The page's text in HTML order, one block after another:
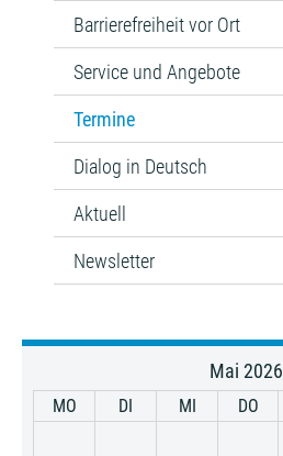
Barrierefreiheit vor Ort
Service und Angebote
Termine
Dialog in Deutsch
Aktuell
Newsletter
Mai 2026
MO DI MI DO